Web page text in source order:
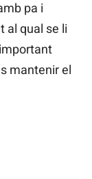
pa i
al qual se li
mantenir el